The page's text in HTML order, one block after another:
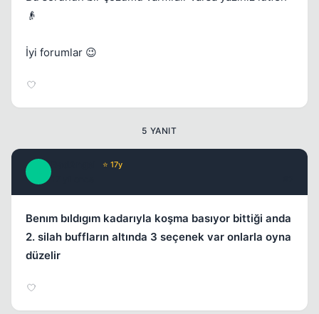
👴
İyi forumlar 😉
5 YANIT
⭐ 17y
Benım bıldıgım kadarıyla koşma basıyor bittiği anda
2. silah buffların altında 3 seçenek var onlarla oyna
düzelir